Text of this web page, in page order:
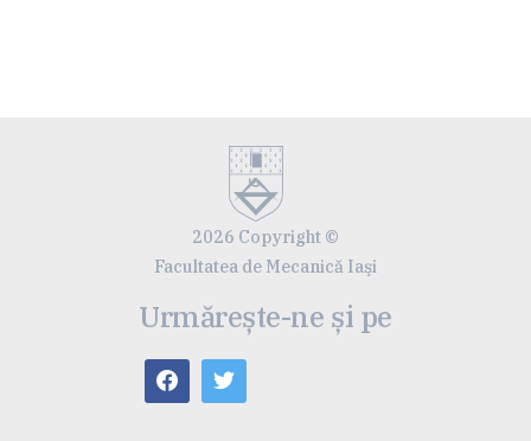
2026 Copyright ©
Facultatea de Mecanică Iaşi
Urmărește-ne și pe